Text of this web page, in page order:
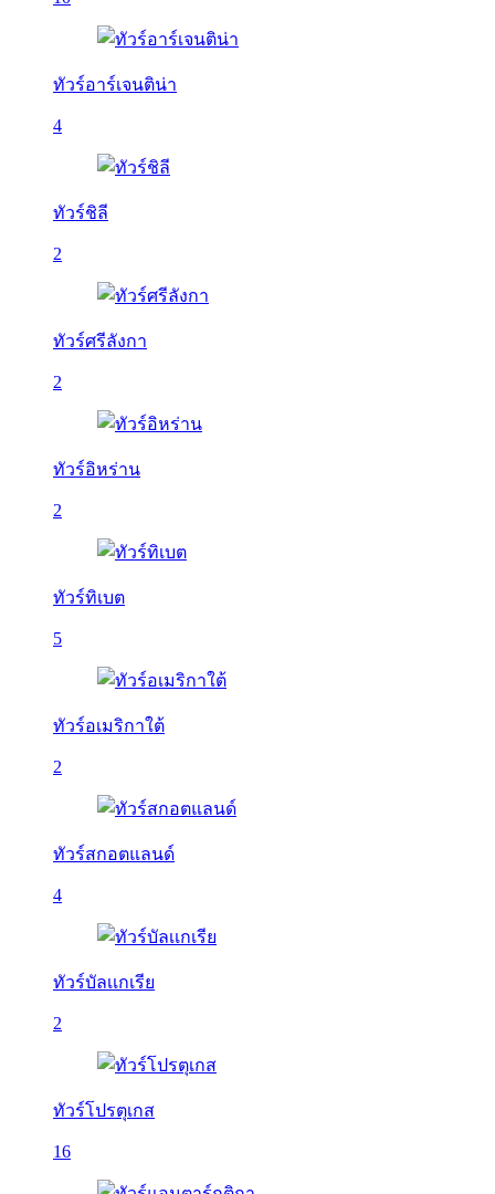
ทัวร์อาร์เจนติน่า
4
ทัวร์ชิลี
2
ทัวร์ศรีลังกา
2
ทัวร์อิหร่าน
2
ทัวร์ทิเบต
5
ทัวร์อเมริกาใต้
2
ทัวร์สกอตแลนด์
4
ทัวร์บัลเเกเรีย
2
ทัวร์โปรตุเกส
16